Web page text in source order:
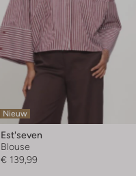
Nieuw
Est'seven
Blouse
€ 139,99